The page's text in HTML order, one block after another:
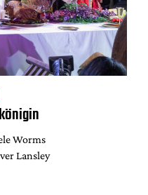
Worms
Lansley